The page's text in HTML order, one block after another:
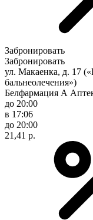
Забронировать
Забронировать
ул. Макаенка, д. 17
бальнеолечения»)
Белфармация А
до 20:00
в 17:06
до 20:00
21,41 р.